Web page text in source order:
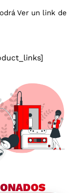
Ver un link de